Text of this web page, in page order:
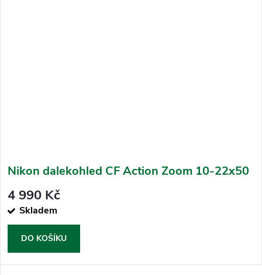
Nikon dalekohled CF Action Zoom 10-22x50
4 990 Kč
Skladem
DO KOŠÍKU